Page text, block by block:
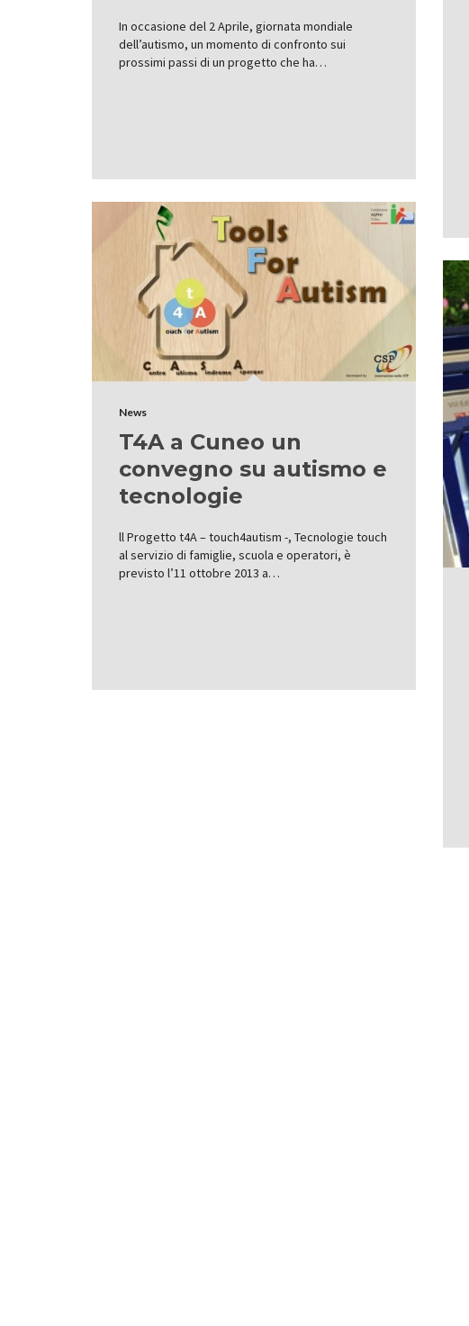
In occasione del 2 Aprile, giornata mondiale
dell’autismo, un momento di confronto sui
prossimi passi di un progetto che ha…
News
T4A a Cuneo un
convegno su autismo e
tecnologie
ll Progetto t4A – touch4autism -, Tecnologie touch
al servizio di famiglie, scuola e operatori, è
previsto l’11 ottobre 2013 a…